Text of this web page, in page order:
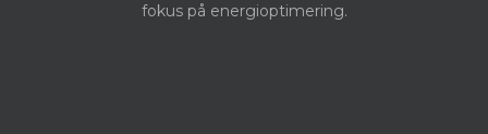
fokus på energioptimering.